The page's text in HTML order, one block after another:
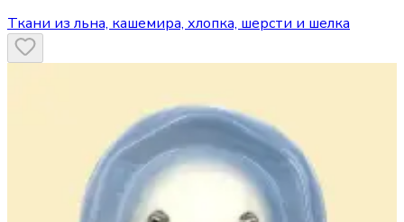
Ткани из льна, кашемира, хлопка, шерсти и шелка